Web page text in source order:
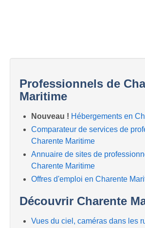
Professionnels de
Maritime
Nouveau ! Hébergements en
Comparateur de services de
Charente Maritime
Annuaire de sites de
Charente Maritime
Offres d'emploi en Charente
Découvrir Charente
Vues du ciel, caméras dans les